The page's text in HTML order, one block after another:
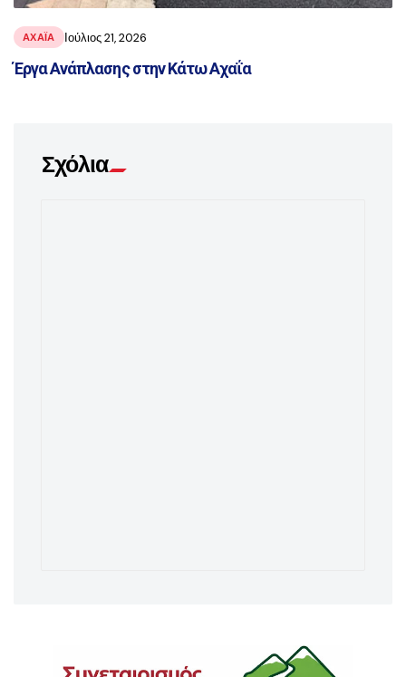
ΑΧΑΪ́Α Ιούλιος 21, 2026
Έργα Ανάπλασης στην Κάτω Αχαΐα
Σχόλια